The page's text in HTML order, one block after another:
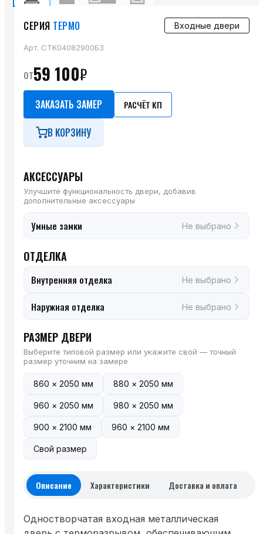
СЕРИЯ ТЕРМО Входные двери
Арт. CTK04082900Б3
от59 100₽
ЗАКАЗАТЬ ЗАМЕР РАСЧЁТ КП
В КОРЗИНУ
АКСЕССУАРЫ
Улучшите функциональность двери, добавив
дополнительные аксессуары
Умные замки Не выбрано
ОТДЕЛКА
Внутренняя отделка Не выбрано
Наружная отделка Не выбрано
РАЗМЕР ДВЕРИ
Выберите типовой размер или укажите свой — точный
размер уточним на замере
860 × 2050 мм 880 × 2050 мм
960 × 2050 мм 980 × 2050 мм
900 × 2100 мм 960 × 2100 мм
Свой размер
Описание Характеристики Доставка и оплата
Одностворчатая входная металлическая